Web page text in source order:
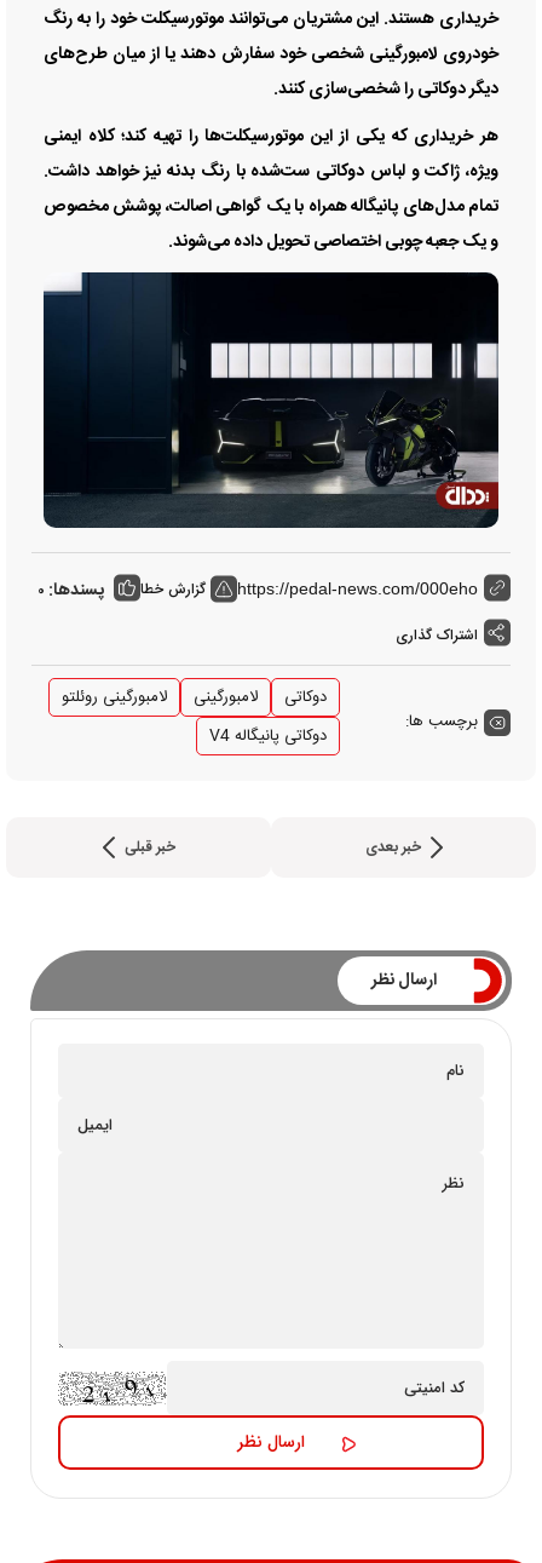
خریداری هستند. این مشتریان می‌توانند موتورسیکلت خود را به رنگ
خودروی لامبورگینی شخصی خود سفارش دهند یا از میان طرح‌های
دیگر دوکاتی را شخصی‌سازی کنند.
هر خریداری که یکی از این موتورسیکلت‌ها را تهیه کند؛ کلاه ایمنی
ویژه، ژاکت و لباس دوکاتی ست‌شده با رنگ بدنه نیز خواهد داشت.
تمام مدل‌های پانیگاله همراه با یک گواهی اصالت، پوشش مخصوص
و یک جعبه چوبی اختصاصی تحویل داده می‌شوند.
https://pedal-news.com/000eho گزارش خطا پسندها: 0
اشتراک گذاری
برچسب ها:
دوکاتی لامبورگینی
لامبورگینی روئلتو
دوکاتی پانیگاله V4
خبر بعدی خبر قبلی
ارسال نظر